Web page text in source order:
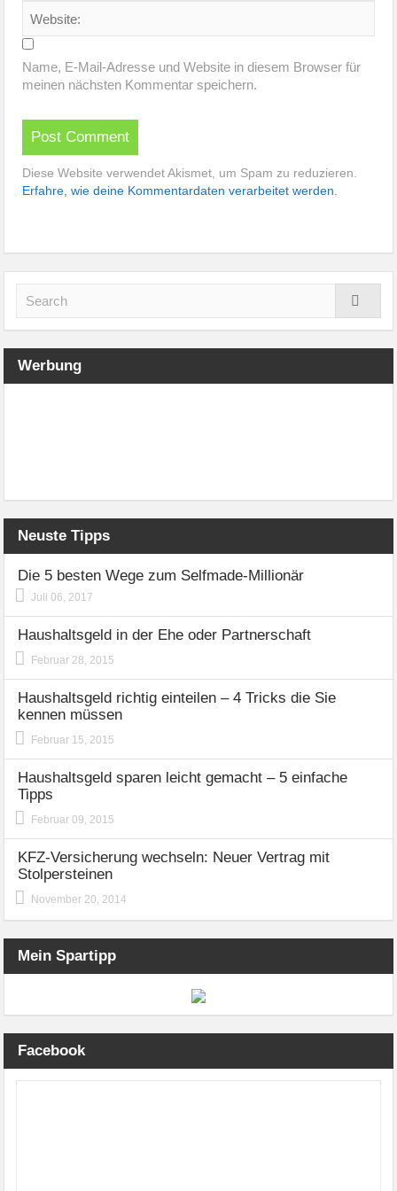
Name, E-Mail-Adresse und Website in diesem Browser für
meinen nächsten Kommentar speichern.
Diese Website verwendet Akismet, um Spam zu reduzieren.
Erfahre, wie deine Kommentardaten verarbeitet werden.
Werbung
Neuste Tipps
Die 5 besten Wege zum Selfmade-Millionär
Juli 06, 2017
Haushaltsgeld in der Ehe oder Partnerschaft
Februar 28, 2015
Haushaltsgeld richtig einteilen – 4 Tricks die Sie
kennen müssen
Februar 15, 2015
Haushaltsgeld sparen leicht gemacht – 5 einfache
Tipps
Februar 09, 2015
KFZ-Versicherung wechseln: Neuer Vertrag mit
Stolpersteinen
November 20, 2014
Mein Spartipp
Facebook